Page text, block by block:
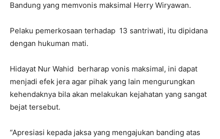
Bandung yang memvonis maksimal Herry Wiryawan.
Pelaku pemerkosaan terhadap 13 santriwati, itu dipidana
dengan hukuman mati.
Hidayat Nur Wahid berharap vonis maksimal, ini dapat
menjadi efek jera agar pihak yang lain mengurungkan
kehendaknya bila akan melakukan kejahatan yang sangat
bejat tersebut.
“Apresiasi kepada jaksa yang mengajukan banding atas